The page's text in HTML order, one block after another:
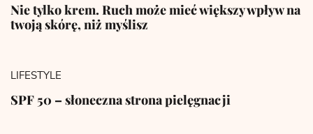
Nie tylko krem. Ruch może mieć większy wpływ na
twoją skórę, niż myślisz
LIFESTYLE
SPF 50 – słoneczna strona pielęgnacji